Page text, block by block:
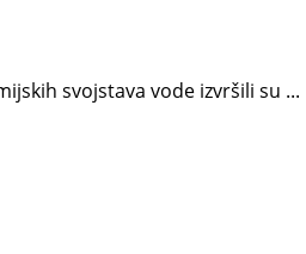
svojstava vode izvršili su ...